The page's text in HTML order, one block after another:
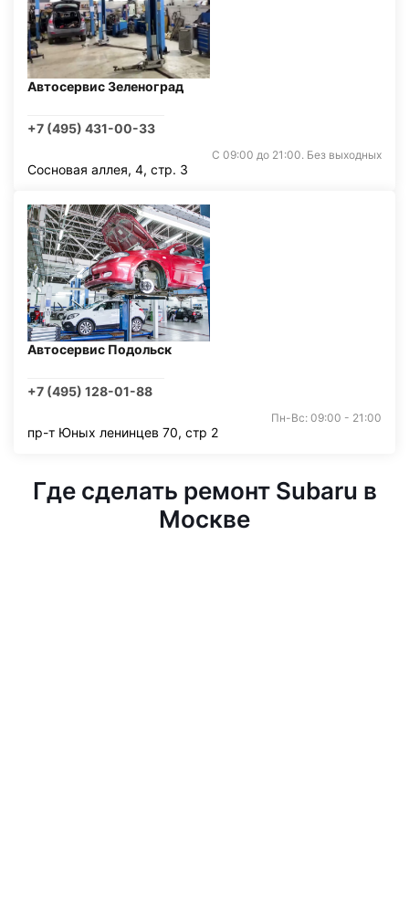
Автосервис Зеленоград
+7 (495) 431-00-33
С 09:00 до 21:00. Без выходных
Сосновая аллея, 4, стр. 3
Автосервис Подольск
+7 (495) 128-01-88
Пн-Вс: 09:00 - 21:00
пр-т Юных ленинцев 70, стр 2
Где сделать ремонт Subaru в
Москве